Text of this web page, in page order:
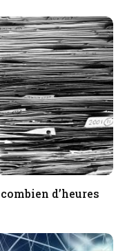
d’heures